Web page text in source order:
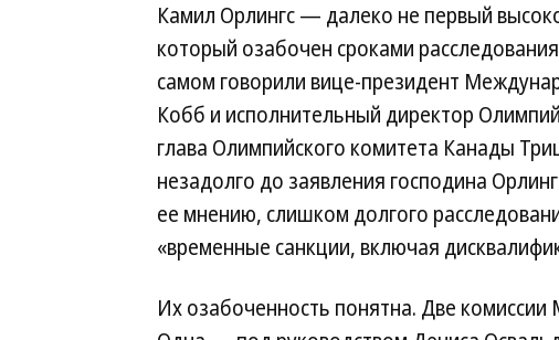
Камил Орлингс — далеко не первый
который озабочен сроками
самом говорили вице-президент
Кобб и исполнительный директор
глава Олимпийского комитета Канады
незадолго до заявления господина
ее мнению, слишком долгого
«временные санкции, включая
Их озабоченность понятна. Две